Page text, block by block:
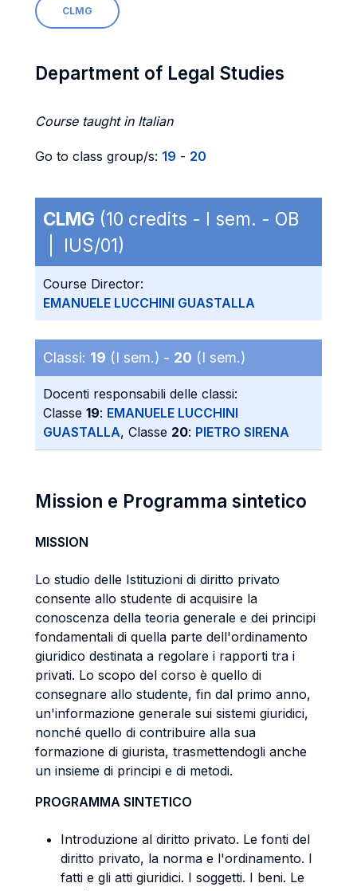
CLMG
Department of Legal Studies
Course taught in Italian
Go to class group/s: 19 - 20
CLMG (10 credits - I sem. - OB
| IUS/01)
Course Director:
EMANUELE LUCCHINI GUASTALLA
Classi: 19 (I sem.) - 20 (I sem.)
Docenti responsabili delle classi:
Classe 19: EMANUELE LUCCHINI
GUASTALLA, Classe 20: PIETRO SIRENA
Mission e Programma sintetico
MISSION
Lo studio delle Istituzioni di diritto privato
consente allo studente di acquisire la
conoscenza della teoria generale e dei principi
fondamentali di quella parte dell'ordinamento
giuridico destinata a regolare i rapporti tra i
privati. Lo scopo del corso è quello di
consegnare allo studente, fin dal primo anno,
un'informazione generale sui sistemi giuridici,
nonché quello di contribuire alla sua
formazione di giurista, trasmettendogli anche
un insieme di principi e di metodi.
PROGRAMMA SINTETICO
Introduzione al diritto privato. Le fonti del
diritto privato, la norma e l'ordinamento. I
fatti e gli atti giuridici. I soggetti. I beni. Le